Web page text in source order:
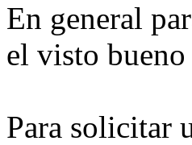
En general
el visto
Para solicitar